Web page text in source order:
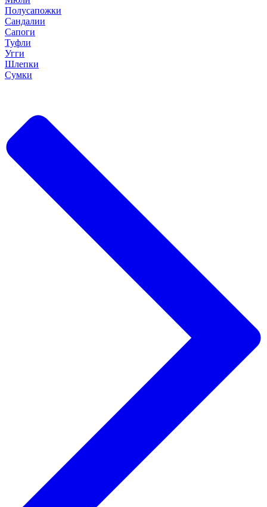
Полусапожки
Сандалии
Сапоги
Туфли
Угги
Шлепки
Сумки